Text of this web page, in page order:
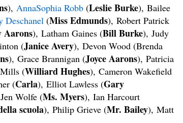
), AnnaSophia Robb (Leslie Burke), Bailee
Deschanel (Miss Edmunds), Robert Patrick
Aarons), Latham Gaines (Bill Burke), Judy
(Janice Avery), Devon Wood (Brenda
), Grace Brannigan (Joyce Aarons), Patricia
(Williard Hughes), Cameron Wakefield
(Carla), Elliot Lawless (Gary
Wolfe (Ms. Myers), Ian Harcourt
scuola), Philip Grieve (Mr. Bailey), Matt